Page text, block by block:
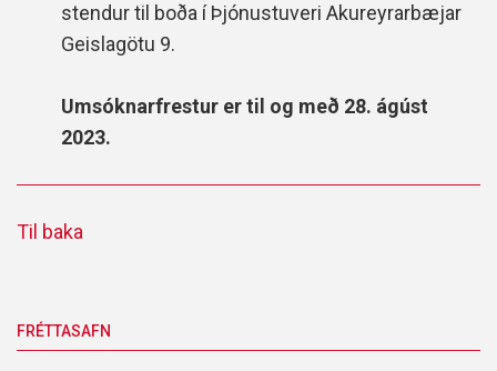
stendur til boða í Þjónustuveri Akureyrarbæjar
Geislagötu 9.
Umsóknarfrestur er til og með 28. ágúst
2023.
Til baka
FRÉTTASAFN